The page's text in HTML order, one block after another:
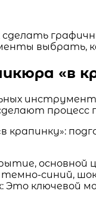
выбрать,
«в
синий,
ключевой